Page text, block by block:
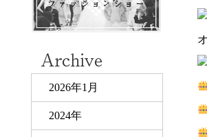
2026年1月
2024年